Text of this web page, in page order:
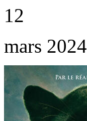
12
mars 2024